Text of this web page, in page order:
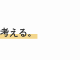
える。